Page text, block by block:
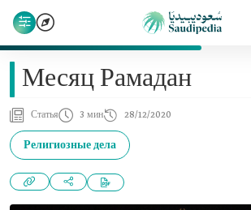
Месяц Рамадан
Статья 3 мин 28/12/2020
Религиозные дела